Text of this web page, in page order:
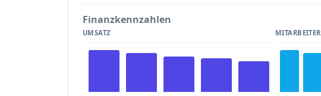
Finanzkennzahlen
UMSATZ MITARBEITER